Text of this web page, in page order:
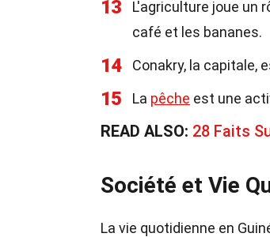
13
L'agriculture joue un
café et les bananes.
14 Conakry, la capitale,
15 La pêche est une
READ ALSO: 28 Faits
Société et Vie
La vie quotidienne en